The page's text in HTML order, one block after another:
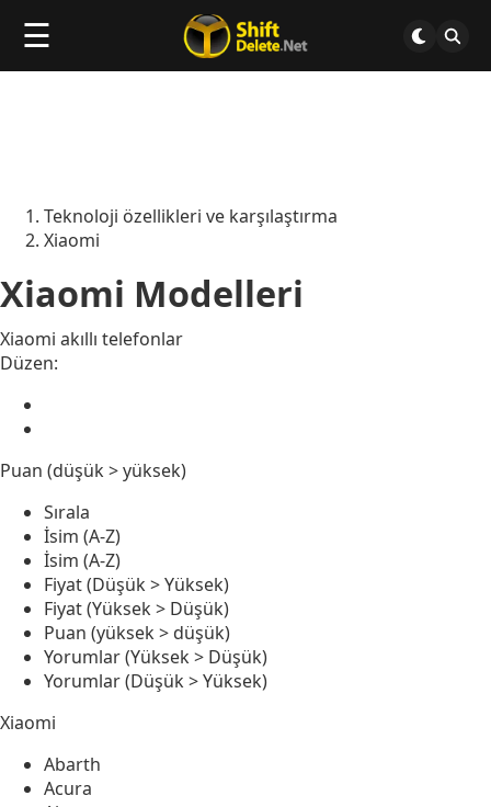
☰
Teknoloji özellikleri ve karşılaştırma
Xiaomi
Xiaomi Modelleri
Xiaomi akıllı telefonlar
Düzen:
Puan (düşük > yüksek)
Sırala
İsim (A-Z)
İsim (A-Z)
Fiyat (Düşük > Yüksek)
Fiyat (Yüksek > Düşük)
Puan (yüksek > düşük)
Yorumlar (Yüksek > Düşük)
Yorumlar (Düşük > Yüksek)
Xiaomi
Abarth
Acura